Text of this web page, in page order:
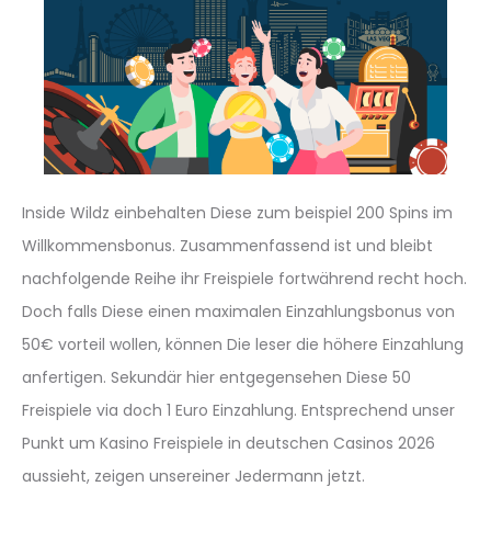
Inside Wildz einbehalten Diese zum beispiel 200 Spins im
Willkommensbonus. Zusammenfassend ist und bleibt
nachfolgende Reihe ihr Freispiele fortwährend recht hoch.
Doch falls Diese einen maximalen Einzahlungsbonus von
50€ vorteil wollen, können Die leser die höhere Einzahlung
anfertigen. Sekundär hier entgegensehen Diese 50
Freispiele via doch 1 Euro Einzahlung. Entsprechend unser
Punkt um Kasino Freispiele in deutschen Casinos 2026
aussieht, zeigen unsereiner Jedermann jetzt.